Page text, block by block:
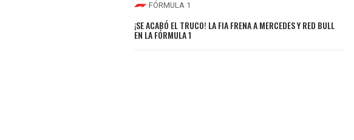
FÓRMULA 1
¡SE ACABÓ EL TRUCO! LA FIA FRENA A MERCEDES Y RED BULL
EN LA FÓRMULA 1